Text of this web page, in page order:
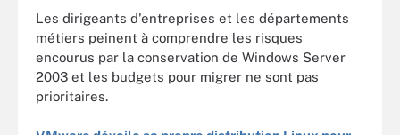
Les dirigeants d'entreprises et les départements
métiers peinent à comprendre les risques
encourus par la conservation de Windows Server
2003 et les budgets pour migrer ne sont pas
prioritaires.